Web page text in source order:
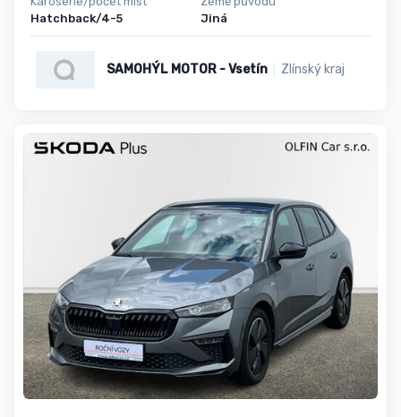
Hatchback/4-5
Jiná
SAMOHÝL MOTOR - Vsetín Zlínský kraj